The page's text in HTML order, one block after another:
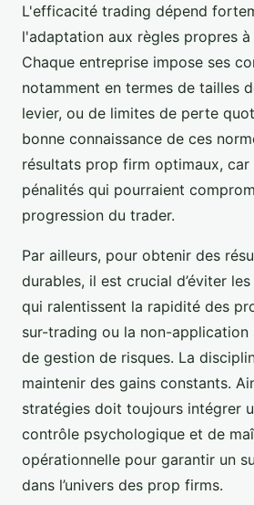
L'efficacité trading dépend
l'adaptation aux règles propres
Chaque entreprise impose ses
notamment en termes de tailles
levier, ou de limites de perte
bonne connaissance de ces
résultats prop firm optimaux, car
pénalités qui pourraient
progression du trader.
Par ailleurs, pour obtenir des
durables, il est crucial d’éviter
qui ralentissent la rapidité des
sur-trading ou la non-
de gestion de risques. La
maintenir des gains constants.
stratégies doit toujours intégrer
contrôle psychologique et de
opérationnelle pour garantir un
dans l’univers des prop firms.